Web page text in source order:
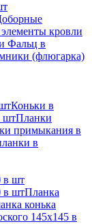
кровли
Фальц в
(флюгарка)
Коньки в
штПланки
примыкания в
в
в шт
в штПланка
конька
145х145 в